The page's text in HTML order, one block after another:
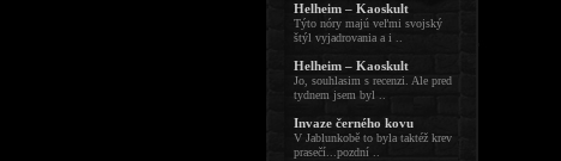
Helheim – Kaoskult
Týto nóry majú veľmi svojský
štýl vyjadrovania a i ..
Helheim – Kaoskult
Jo, souhlasim s recenzi. Ale pred
tydnem jsem byl ..
Invaze černého kovu
V Jablunkobě to byla taktéž krev
prasečí...pozdní ..